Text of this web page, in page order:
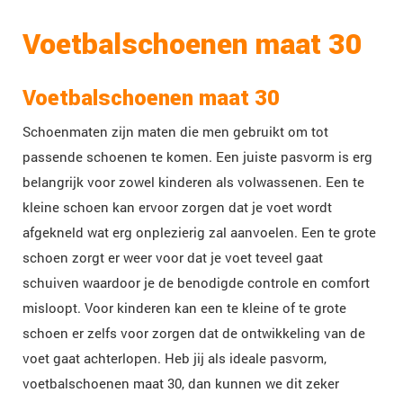
Voetbalschoenen maat 30
Voetbalschoenen maat 30
Schoenmaten zijn maten die men gebruikt om tot
passende schoenen te komen. Een juiste pasvorm is erg
belangrijk voor zowel kinderen als volwassenen. Een te
kleine schoen kan ervoor zorgen dat je voet wordt
afgekneld wat erg onplezierig zal aanvoelen. Een te grote
schoen zorgt er weer voor dat je voet teveel gaat
schuiven waardoor je de benodigde controle en comfort
misloopt. Voor kinderen kan een te kleine of te grote
schoen er zelfs voor zorgen dat de ontwikkeling van de
voet gaat achterlopen. Heb jij als ideale pasvorm,
voetbalschoenen maat 30, dan kunnen we dit zeker